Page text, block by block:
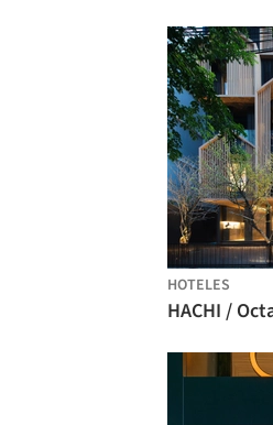
HOTELES
HACHI /